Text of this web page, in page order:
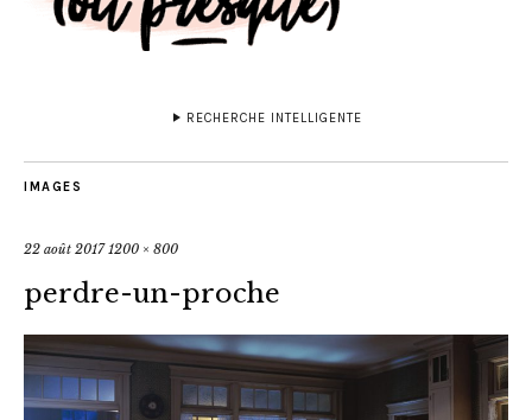
RECHERCHE INTELLIGENTE
IMAGES
22 août 2017 1200 × 800
perdre-un-proche